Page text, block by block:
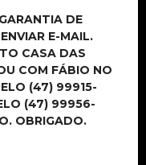
DE
E-MAIL.
CASA DAS
COM FÁBIO NO
(47) 99915-
(47) 99956-
OBRIGADO.